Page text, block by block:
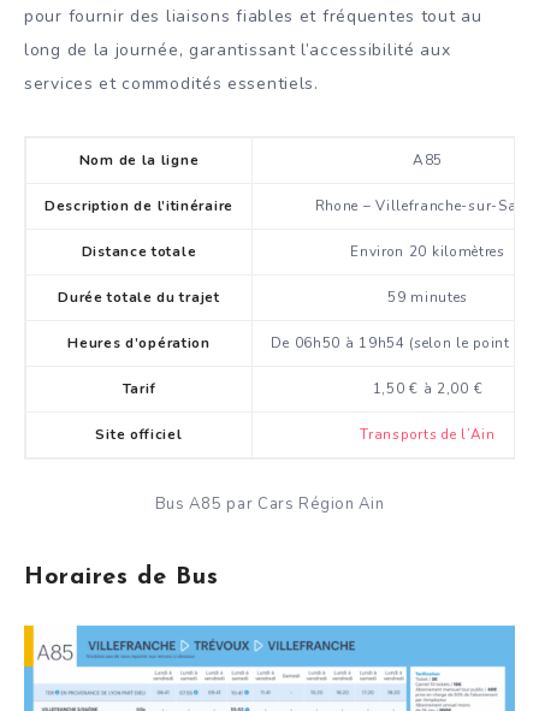
pour fournir des liaisons fiables et fréquentes tout au
long de la journée, garantissant l’accessibilité aux
services et commodités essentiels.
Nom de la ligne A85
Description de l’itinéraire Rhone – Villefranche-sur-
Distance totale Environ 20 kilomètres
Durée totale du trajet 59 minutes
Heures d’opération De 06h50 à 19h54 (selon le point de
Tarif 1,50 € à 2,00 €
Site officiel Transports de l’Ain
Bus A85 par Cars Région Ain
Horaires de Bus